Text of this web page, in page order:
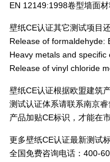
EN 12149:1998卷型墙面
壁纸CE认证其它测试项目还
Release of formaldehyde:
Heavy metals and specific
Release of vinyl chloride
壁纸CE认证根据欧盟建筑
测试认证体系请联系南京
产品加贴CE标识，才能在
更多壁纸CE认证最新测试
全国免费咨询电话：400-